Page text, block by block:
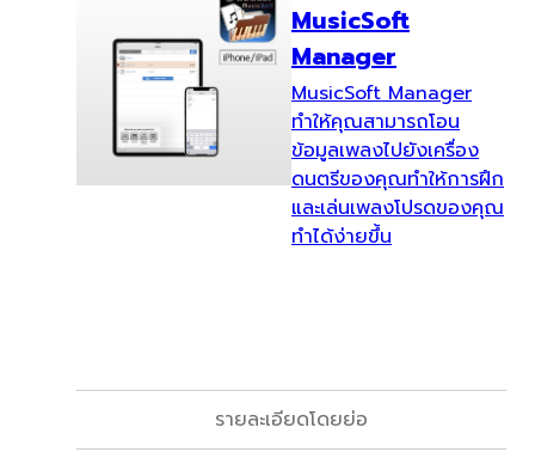
MusicSoft
Manager
MusicSoft Manager
ทำให้คุณสามารถโอน
ข้อมูลเพลงไปยังเครื่อง
ดนตรีของคุณทำให้การฝึก
และเล่นเพลงโปรดของคุณ
ทำได้ง่ายขึ้น
รายละเอียดโดยย่อ